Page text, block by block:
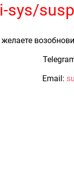
Email: